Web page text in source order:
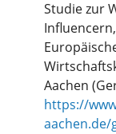
Studie zur
Aachen
https://